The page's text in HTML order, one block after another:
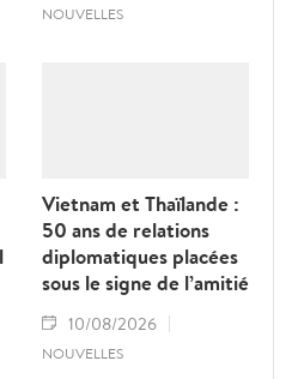
NOUVELLES
Vietnam et Thaïlande :
50 ans de relations
diplomatiques placées
sous le signe de l’amitié
10/08/2026
NOUVELLES